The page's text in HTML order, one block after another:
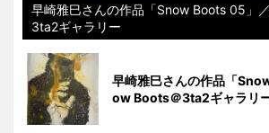
早崎雅巳さんの作品「Snow Boots 05」
3ta2ギャラリー
早崎雅巳さんの作品「
ow Boots＠3ta2ギャラリ